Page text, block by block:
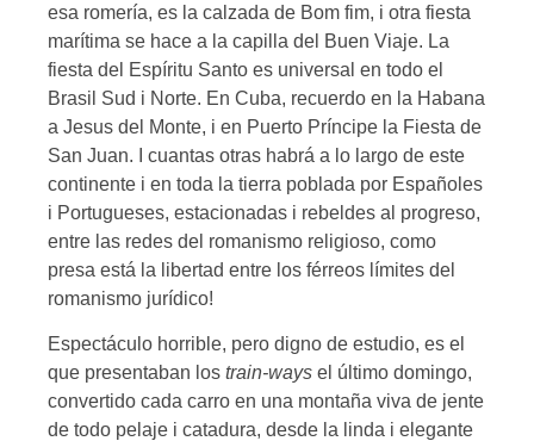
esa romería, es la calzada de Bom fim, i otra fiesta
marítima se hace a la capilla del Buen Viaje. La
fiesta del Espíritu Santo es universal en todo el
Brasil Sud i Norte. En Cuba, recuerdo en la Habana
a Jesus del Monte, i en Puerto Príncipe la Fiesta de
San Juan. I cuantas otras habrá a lo largo de este
continente i en toda la tierra poblada por Españoles
i Portugueses, estacionadas i rebeldes al progreso,
entre las redes del romanismo religioso, como
presa está la libertad entre los férreos límites del
romanismo jurídico!
Espectáculo horrible, pero digno de estudio, es el
que presentaban los train-ways el último domingo,
convertido cada carro en una montaña viva de jente
de todo pelaje i catadura, desde la linda i elegante